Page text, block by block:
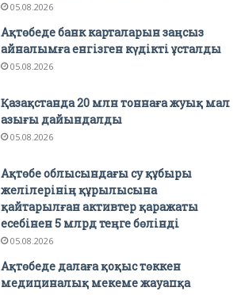
05.08.2026
Ақтөбеде банк карталарын заңсыз
айналымға енгізген күдікті ұсталды
05.08.2026
Қазақстанда 20 млн тоннаға жуық мал
азығы дайындалды
05.08.2026
Ақтөбе облысындағы су құбыры
желілерінің құрылысына
қайтарылған активтер қаражаты
есебінен 5 млрд теңге бөлінді
05.08.2026
Ақтөбеде далаға қоқыс төккен
медициналық мекеме жауапқа